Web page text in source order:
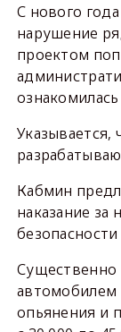
С нового
нарушение
проектом
ознакомилась
Кабмин
наказание за
Существенно
автомобилем
опьянения и